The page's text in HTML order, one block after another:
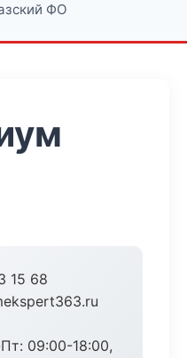
ФО
15 68
09:00-18:00,